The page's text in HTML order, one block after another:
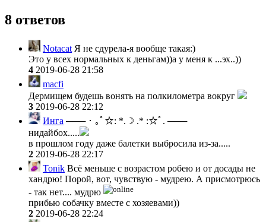
8 ответов
Notacat Я не сдурела-я вообще такая:)
Это у всех нормальных к деньгам))а у меня к ...эх..))
4 2019-06-28 21:58
macfi
Дермищем будешь вонять на полкилометра вокруг
3 2019-06-28 22:12
Инга ─── ･ ｡ﾟ☆: *.☽ .* :☆ﾟ. ───
нидайбох.....
в прошлом году даже балетки выбросила из-за.....
2 2019-06-28 22:17
Tonik Всё меньше с возрастом робею и от досады не
хандрю! Порой, вот, чувствую - мудрею. А присмотрюсь
- так нет.... мудрю
прибью собачку вместе с хозяевами))
2 2019-06-28 22:24